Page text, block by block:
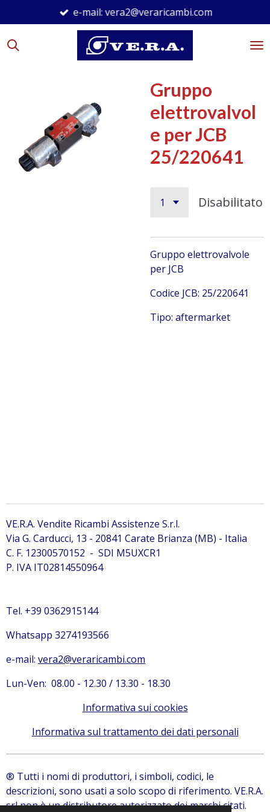
al
contenuto
e-mail: vera2@veraricambi.com
Gruppo
elettrovalvol
e per JCB
25/220641
Disabilitato
Gruppo elettrovalvole
per JCB
Codice JCB: 25/220641
Tipo: aftermarket
VE.R.A. Vendite Ricambi Assistenze S.r.l.
Via G. Carducci, 13 - 20841 Carate Brianza (MB) - Italia
C. F. 12300570152 - SDI M5UXCR1
P. IVA IT02814550964
Tel. +39 0362915144
Whatsapp 3274193566
e-mail: vera2@veraricambi.com
Lun-Ven: 08.00 - 12.30 / 13.30 - 18.30
Informativa sui cookies
Informativa sul trattamento dei dati personali
® Tutti i nomi di produttori, i simboli, codici, le
descrizioni, sono usati a solo scopo di riferimento. VE.R.A.
srl non è un distributore autorizzato dei marchi citati.